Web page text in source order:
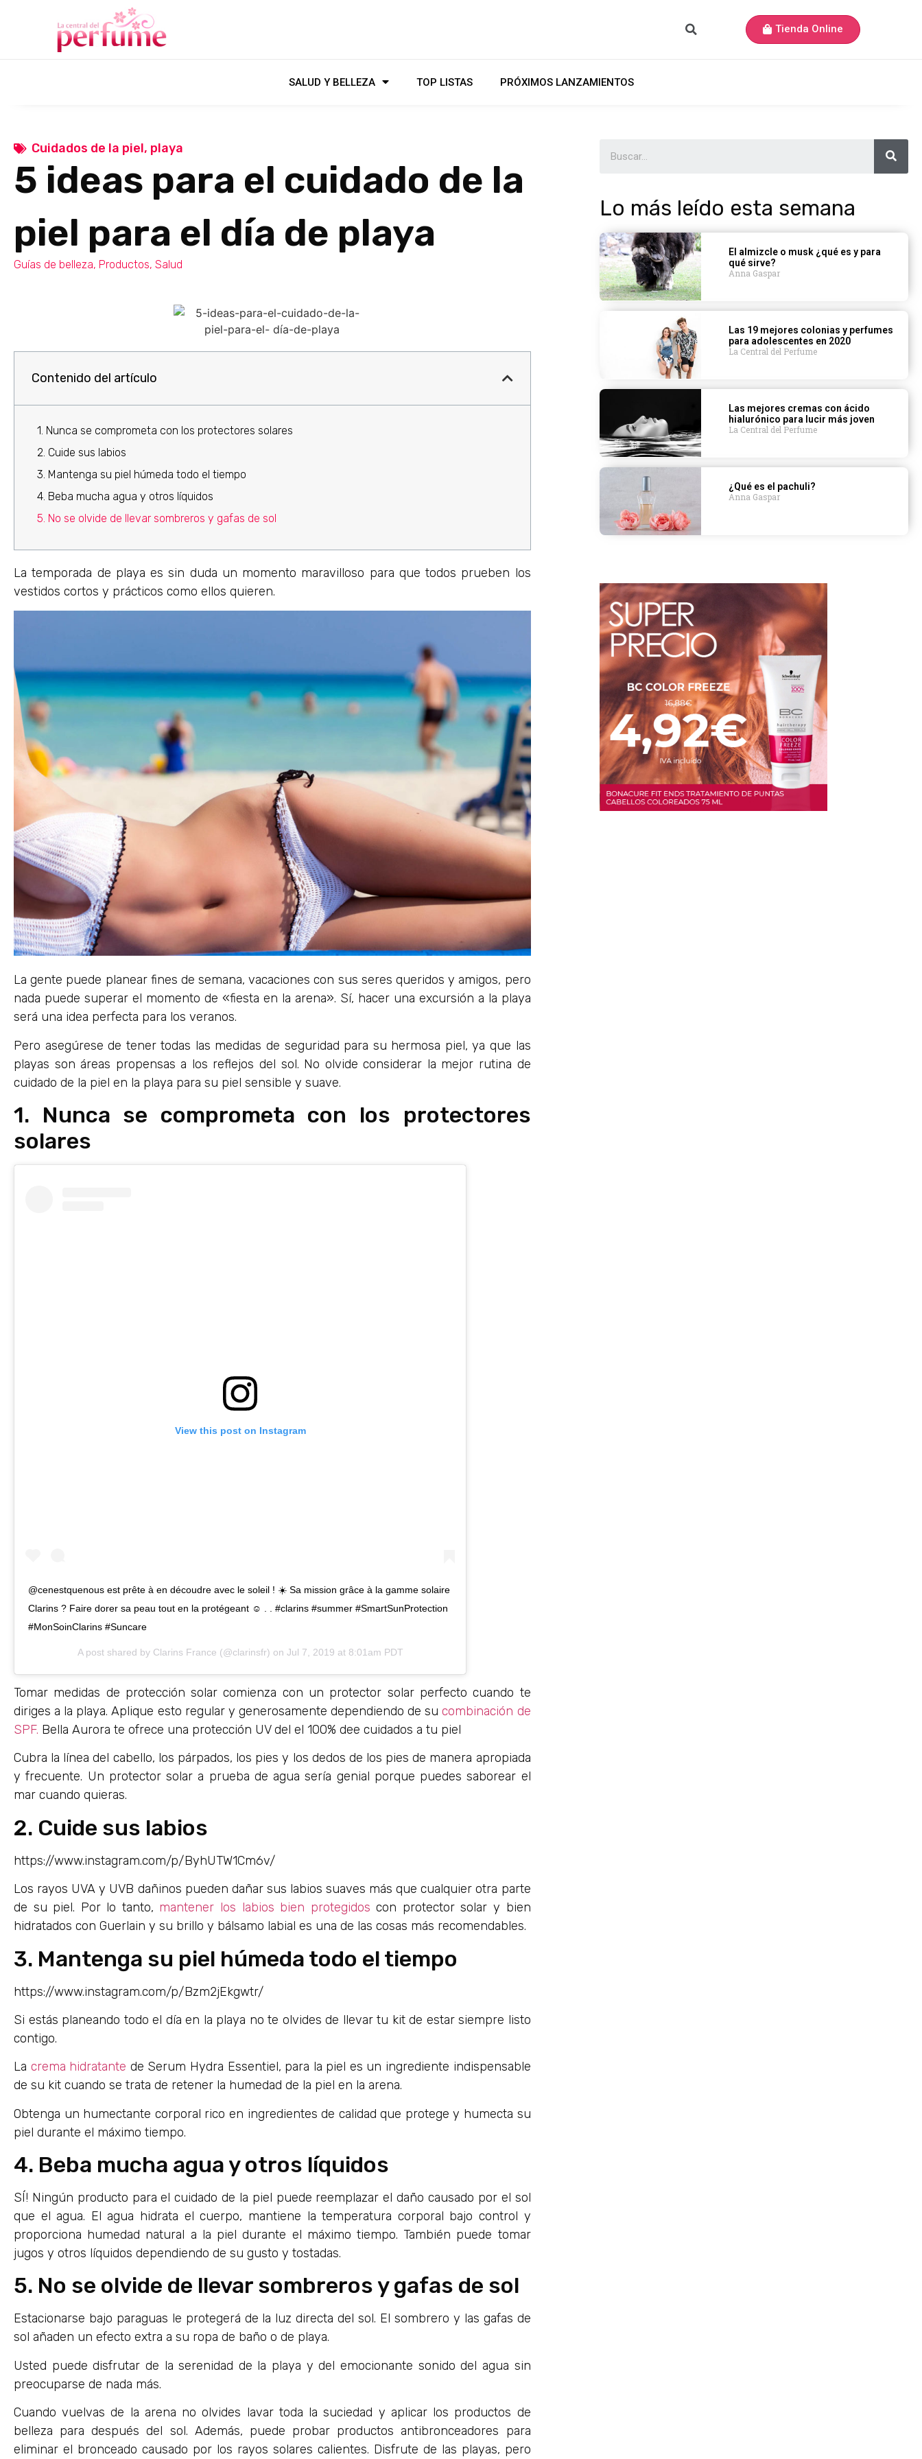
Tienda Online
SALUD Y BELLEZA TOP LISTAS PRÓXIMOS LANZAMIENTOS
Cuidados de la piel, playa
5 ideas para el cuidado de la
piel para el día de playa
Guías de belleza, Productos, Salud
Contenido del artículo
1. Nunca se comprometa con los protectores solares
2. Cuide sus labios
3. Mantenga su piel húmeda todo el tiempo
4. Beba mucha agua y otros líquidos
5. No se olvide de llevar sombreros y gafas de sol
La temporada de playa es sin duda un momento maravilloso para que todos prueben los
vestidos cortos y prácticos como ellos quieren.
La gente puede planear fines de semana, vacaciones con sus seres queridos y amigos, pero
nada puede superar el momento de «fiesta en la arena». Sí, hacer una excursión a la playa
será una idea perfecta para los veranos.
Pero asegúrese de tener todas las medidas de seguridad para su hermosa piel, ya que las
playas son áreas propensas a los reflejos del sol. No olvide considerar la mejor rutina de
cuidado de la piel en la playa para su piel sensible y suave.
1. Nunca se comprometa con los protectores
solares
View this post on Instagram
@cenestquenous est prête à en découdre avec le soleil ! ☀️ Sa mission grâce à la gamme solaire
Clarins ? Faire dorer sa peau tout en la protégeant ☺️ . . #clarins #summer #SmartSunProtection
#MonSoinClarins #Suncare
A post shared by Clarins France (@clarinsfr) on Jul 7, 2019 at 8:01am PDT
Tomar medidas de protección solar comienza con un protector solar perfecto cuando te
diriges a la playa. Aplique esto regular y generosamente dependiendo de sucombinación de
SPF. Bella Aurora te ofrece una protección UV del el 100% dee cuidados a tu piel
Cubra la línea del cabello, los párpados, los pies y los dedos de los pies de manera apropiada
y frecuente. Un protector solar a prueba de agua sería genial porque puedes saborear el
mar cuando quieras.
2. Cuide sus labios
https://www.instagram.com/p/ByhUTW1Cm6v/
Los rayos UVA y UVB dañinos pueden dañar sus labios suaves más que cualquier otra parte
de su piel. Por lo tanto, mantener los labios bien protegidos con protector solar y bien
hidratados con Guerlain y su brillo y bálsamo labial es una de las cosas más recomendables.
3. Mantenga su piel húmeda todo el tiempo
https://www.instagram.com/p/Bzm2jEkgwtr/
Si estás planeando todo el día en la playa no te olvides de llevar tu kit de estar siempre listo
contigo.
La crema hidratante de Serum Hydra Essentiel, para la piel es un ingrediente indispensable
de su kit cuando se trata de retener la humedad de la piel en la arena.
Obtenga un humectante corporal rico en ingredientes de calidad que protege y humecta su
piel durante el máximo tiempo.
4. Beba mucha agua y otros líquidos
SÍ! Ningún producto para el cuidado de la piel puede reemplazar el daño causado por el sol
que el agua. El agua hidrata el cuerpo, mantiene la temperatura corporal bajo control y
proporciona humedad natural a la piel durante el máximo tiempo. También puede tomar
jugos y otros líquidos dependiendo de su gusto y tostadas.
5. No se olvide de llevar sombreros y gafas de sol
Estacionarse bajo paraguas le protegerá de la luz directa del sol. El sombrero y las gafas de
sol añaden un efecto extra a su ropa de baño o de playa.
Usted puede disfrutar de la serenidad de la playa y del emocionante sonido del agua sin
preocuparse de nada más.
Cuando vuelvas de la arena no olvides lavar toda la suciedad y aplicar los productos de
belleza para después del sol. Además, puede probar productos antibronceadores para
eliminar el bronceado causado por los rayos solares calientes. Disfrute de las playas, pero
Lo más leído esta semana
El almizcle o musk ¿qué es y para
qué sirve?
Anna Gaspar
Las 19 mejores colonias y perfumes
para adolescentes en 2020
La Central del Perfume
Las mejores cremas con ácido
hialurónico para lucir más joven
La Central del Perfume
¿Qué es el pachuli?
Anna Gaspar